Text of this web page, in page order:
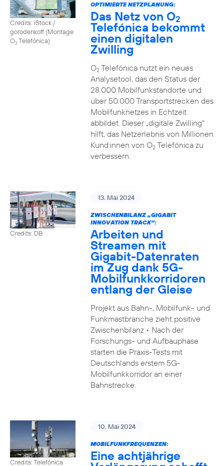
Credits: iStock /
gorodenkoff (Montage
O2Telefónica)
OPTIMIERTE NETZPLANUNG:
Das Netz von O2
Telefónica bekommt
einen digitalen
Zwilling
O2Telefónica nutzt ein neues
Analysetool, das den Status der
28.000 Mobilfunkstandorte und
über 50.000 Transportstrecken des
Mobilfunknetzes in Echtzeit
abbildet. Dieser „digitale Zwilling“
hilft, das Netzerlebnis von Millionen
Kund:innen von O2Telefónica zu
verbessern.
Credits: DB
13. Mai 2024
ZWISCHENBILANZ „GIGABIT
INNOVATION TRACK“:
Arbeiten und
Streamen mit
Gigabit-Datenraten
im Zug dank 5G-
Mobilfunkkorridoren
entlang der Gleise
Projekt aus Bahn-, Mobilfunk- und
Funkmastbranche zieht positive
Zwischenbilanz • Nach der
Forschungs- und Aufbauphase
starten die Praxis-Tests mit
Deutschlands erstem 5G-
Mobilfunkkorridor an einer
Bahnstrecke.
Credits: Telefónica
10. Mai 2024
MOBILFUNKFREQUENZEN:
Eine achtjährige